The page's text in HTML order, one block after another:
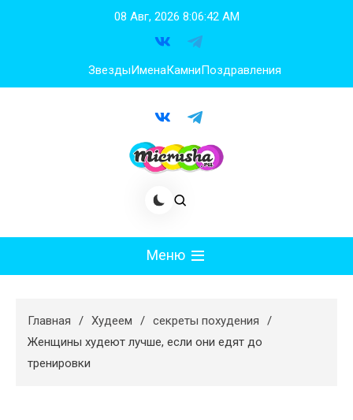
08 Авг, 2026 8:06:42 AM
ЗвездыИменаКамниПоздравления
Меню
Худеем
Главная Худеем
секреты похудения
Женщины худеют лучше, если они едят до
тренировки